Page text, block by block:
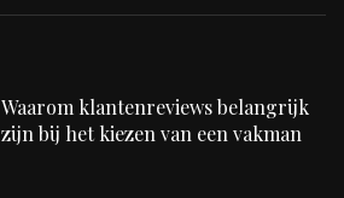
Waarom klantenreviews belangrijk
zijn bij het kiezen van een vakman